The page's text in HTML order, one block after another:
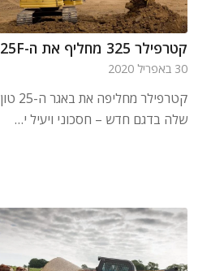
קטרפילר 325 מחליף את ה-325F
30 באפריל 2020
קטרפילר מחליפה את באגר ה-25 טון
שלה בדגם חדש – חסכוני ויעיל י…